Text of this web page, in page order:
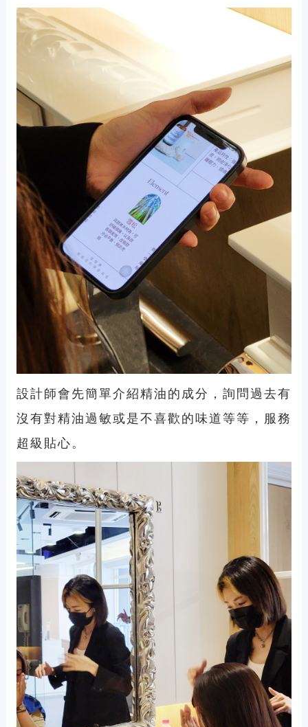
設計師會先簡單介紹精油的成分，詢問過去有
沒有對精油過敏或是不喜歡的味道等等，服務
超級貼心。